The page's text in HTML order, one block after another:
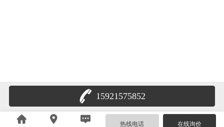
15921575852
热线电话 在线询价